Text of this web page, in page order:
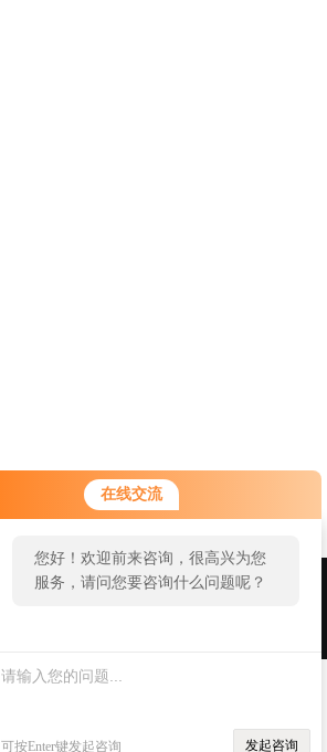
在线交流
您好！欢迎前来咨询，很高兴为您
服务，请问您要咨询什么问题呢？
可按Enter键发起咨询 发起咨询